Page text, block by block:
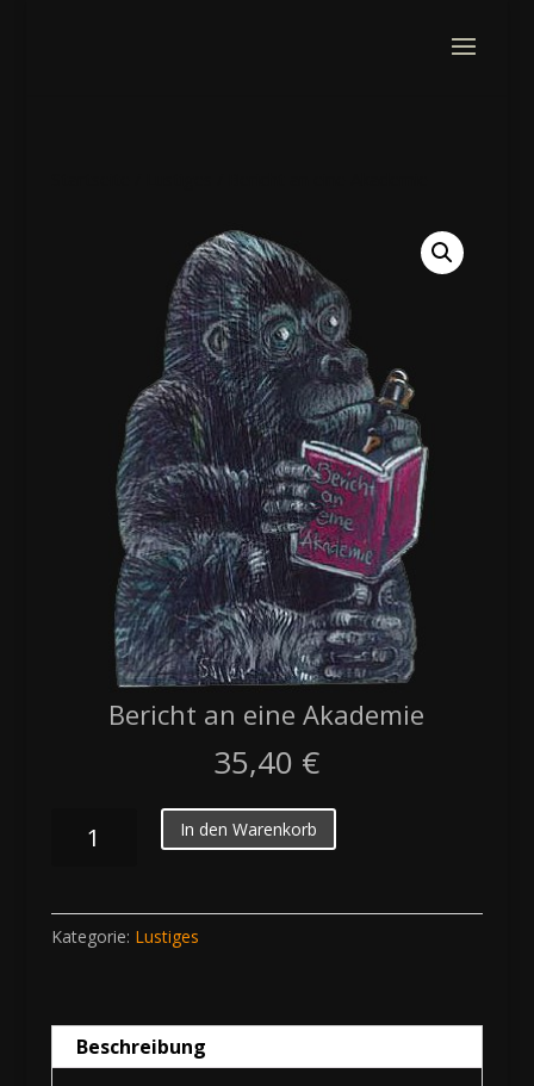
Bericht an eine Akademie
35,40 €
Akademie
Menge
In den Warenkorb
Kategorie: Lustiges
Beschreibung